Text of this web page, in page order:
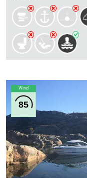
Wind
85